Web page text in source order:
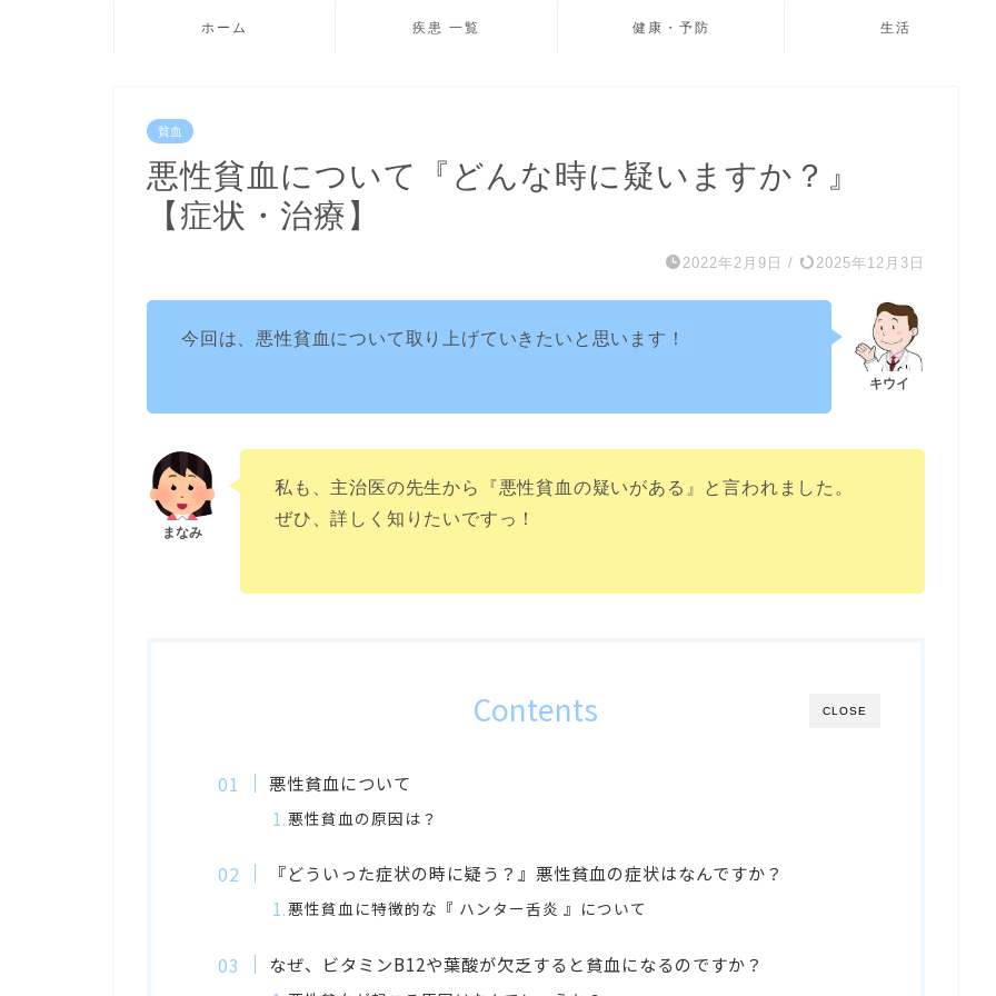
ホーム 疾患 一覧 健康・予防 生活
貧血
悪性貧血について『どんな時に疑いますか？』
【症状・治療】
2022年2月9日 / 2025年12月3日
今回は、悪性貧血について取り上げていきたいと思います！
私も、主治医の先生から『悪性貧血の疑いがある』と言われました。
ぜひ、詳しく知りたいですっ！
CLOSE
Contents
悪性貧血について
悪性貧血の原因は？
『どういった症状の時に疑う？』悪性貧血の症状はなんですか？
悪性貧血に特徴的な『 ハンター舌炎 』について
なぜ、ビタミンB12や葉酸が欠乏すると貧血になるのですか？